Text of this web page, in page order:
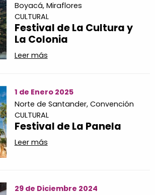
Boyacá, Miraflores
CULTURAL
Festival de La Cultura y
La Colonia
Leer más
1 de Enero 2025
Norte de Santander, Convención
CULTURAL
Festival de La Panela
Leer más
29 de Diciembre 2024